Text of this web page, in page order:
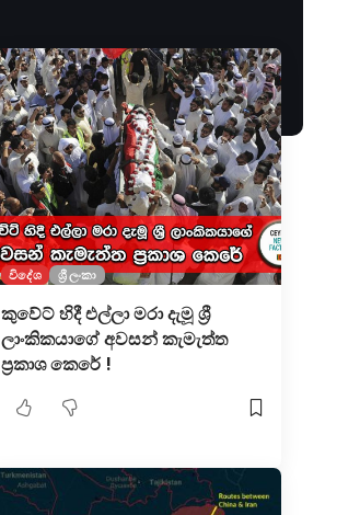
විදේශ ශ්‍රී ලංකා
කුවේට් හිදී එල්ලා මරා දැමූ ශ්‍රී
ලාංකිකයාගේ අවසන් කැමැත්ත
ප්‍රකාශ කෙරේ !